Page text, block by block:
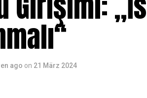
ago on 21 März 2024